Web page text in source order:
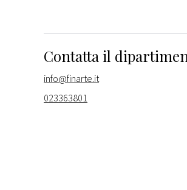
Contatta il
info@finarte.it
023363801